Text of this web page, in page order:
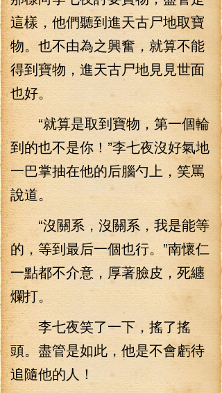
這樣，他們聽到進天古尸地取寶
物。也不由為之興奮，就算不能
得到寶物，進天古尸地見見世面
也好。
“就算是取到寶物，第一個輪
到的也不是你！”李七夜沒好氣地
一巴掌抽在他的后腦勺上，笑罵
說道。
“沒關系，沒關系，我是能等
的，等到最后一個也行。”南懷仁
一點都不介意，厚著臉皮，死纏
爛打。
李七夜笑了一下，搖了搖
頭。盡管是如此，他是不會虧待
追隨他的人！